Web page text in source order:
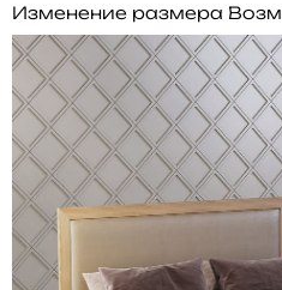
Изменение размера